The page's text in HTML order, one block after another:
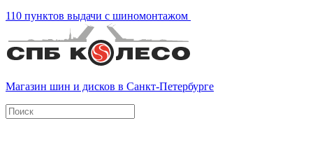
110 пунктов выдачи с шиномонтажом
Магазин шин и дисков в Санкт-Петербурге